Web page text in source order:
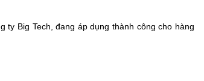
ty Big Tech, đang áp dụng thành công cho hàng